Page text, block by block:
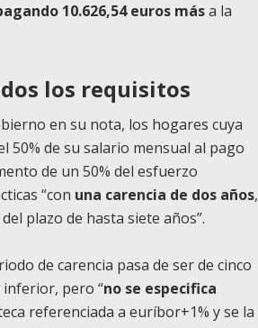
10.626,54 euros mása la
los requisitos
en su nota, los hogares cuya
50% de su salario mensual al pago
de un 50% del esfuerzo
“con una carencia de dos años,
plazo de hasta siete años”.
de carencia pasa de ser de cinco
inferior, pero “no se especifica
referenciada a euríbor+1% y se la